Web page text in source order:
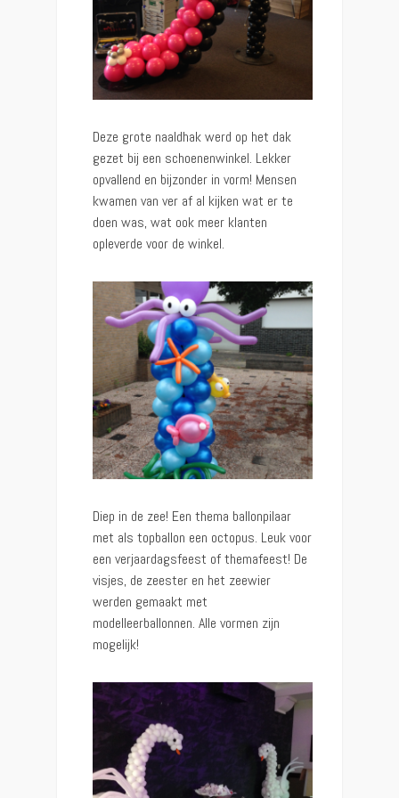
Deze grote naaldhak werd op het dak
gezet bij een schoenenwinkel. Lekker
opvallend en bijzonder in vorm! Mensen
kwamen van ver af al kijken wat er te
doen was, wat ook meer klanten
opleverde voor de winkel.
Diep in de zee! Een thema ballonpilaar
met als topballon een octopus. Leuk voor
een verjaardagsfeest of themafeest! De
visjes, de zeester en het zeewier
werden gemaakt met
modelleerballonnen. Alle vormen zijn
mogelijk!